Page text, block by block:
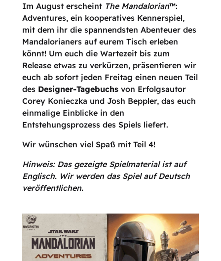
Im August erscheint The Mandalorian™:
Adventures, ein kooperatives Kennerspiel,
mit dem ihr die spannendsten Abenteuer des
Mandalorianers auf eurem Tisch erleben
könnt! Um euch die Wartezeit bis zum
Release etwas zu verkürzen, präsentieren wir
euch ab sofort jeden Freitag einen neuen Teil
des Designer-Tagebuchsvon Erfolgsautor
Corey Konieczka und Josh Beppler, das euch
einmalige Einblicke in den
Entstehungsprozess des Spiels liefert.
Wir wünschen viel Spaß mit Teil 4!
Hinweis: Das gezeigte Spielmaterial ist auf
Englisch. Wir werden das Spiel auf Deutsch
veröffentlichen.